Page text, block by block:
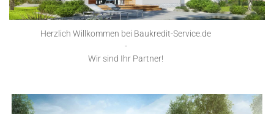
Herzlich Willkommen bei Baukredit-Service.de
-
Wir sind Ihr Partner!